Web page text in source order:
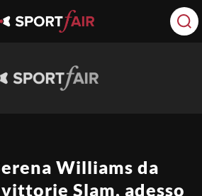
Williams da
Slam, adesso